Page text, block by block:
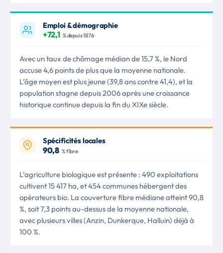
Emploi & démographie
+72,1 % depuis 1876
Avec un taux de chômage médian de 15,7 %, le Nord
accuse 4,6 points de plus que la moyenne nationale.
L’âge moyen est plus jeune (39,8 ans contre 41,4), et la
population stagne depuis 2006 après une croissance
historique continue depuis la fin du XIXe siècle.
Spécificités locales
90,8 % fibre
L’agriculture biologique est présente : 490 exploitations
cultivent 15 417 ha, et 454 communes hébergent des
opérateurs bio. La couverture fibre médiane atteint 90,8
%, soit 7,3 points au-dessus de la moyenne nationale,
avec plusieurs villes (Anzin, Dunkerque, Halluin) déjà à
100 %.